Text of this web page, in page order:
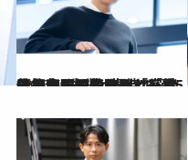
2026.5.14
【初めから読む】「家で殺し合いのケンカ」「継母を包丁で殺そうと…」5歳で実母と生き別れ→継母から“洗脳と虐待”を受けた小田切ヒロ（44）の壮絶な子ども時代
カルチャー